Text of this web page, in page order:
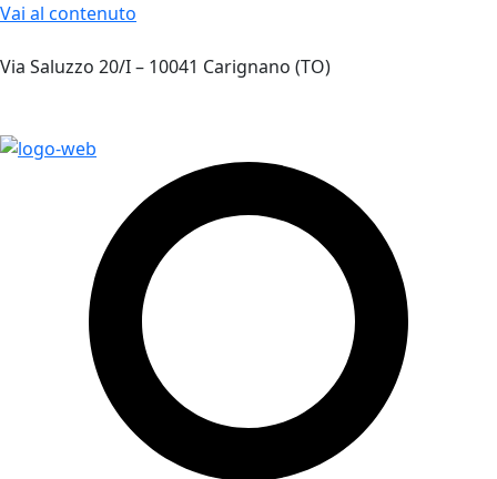
Vai al contenuto
Via Saluzzo 20/I – 10041 Carignano (TO)